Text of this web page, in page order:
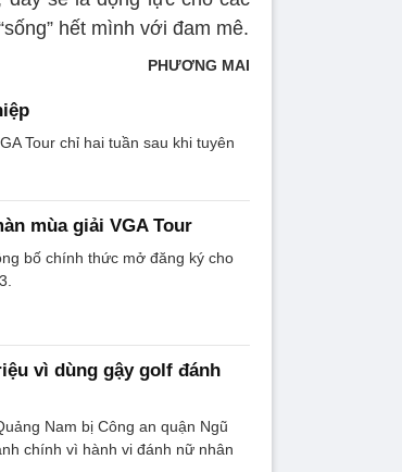
hết mình với đam mê.
PHƯƠNG MAI
Tour chỉ hai tuần sau khi tuyên
mùa giải VGA Tour
bố chính thức mở đăng ký cho
vì dùng gậy golf đánh
Nam bị Công an quận Ngũ
chính vì hành vi đánh nữ nhân